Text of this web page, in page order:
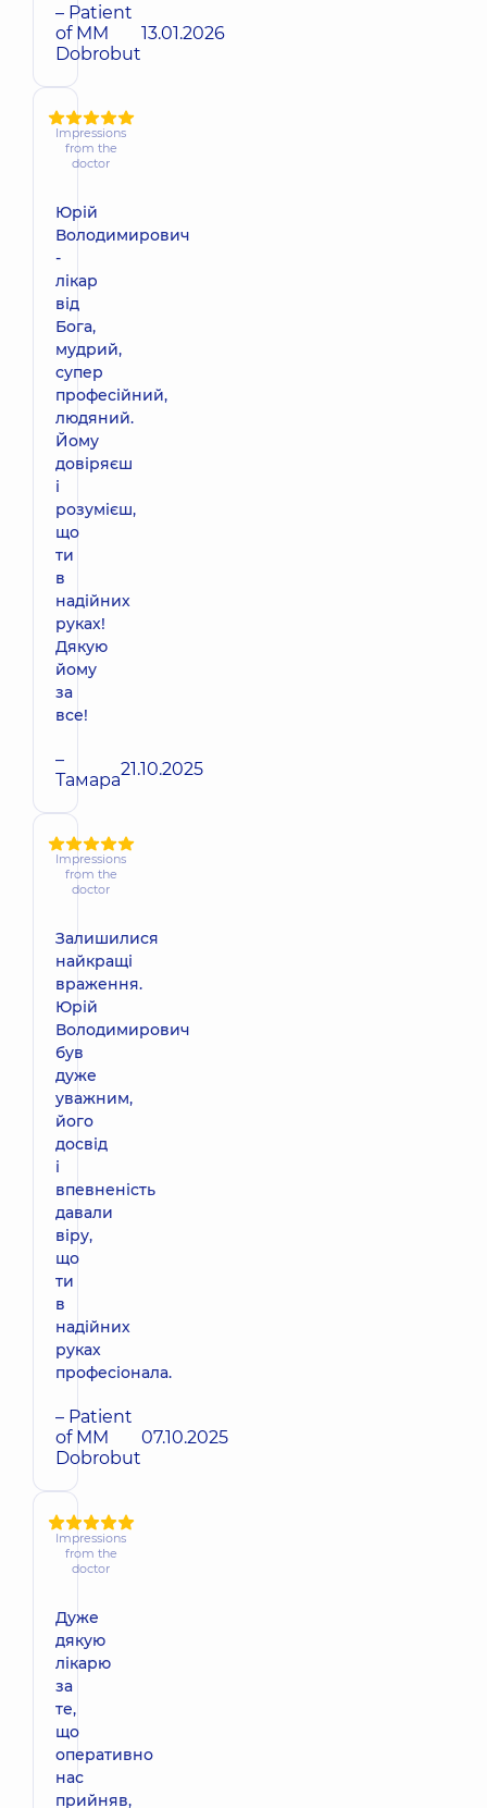
– Patient
of MM
Dobrobut
13.01.2026
Impressions
from the
doctor
Юрій
Володимирович
-
лікар
від
Бога,
мудрий,
супер
професійний,
людяний.
Йому
довіряєш
і
розумієш,
що
ти
в
надійних
руках!
Дякую
йому
за
все!
–
Тамара21.10.2025
Impressions
from the
doctor
Залишилися
найкращі
враження.
Юрій
Володимирович
був
дуже
уважним,
його
досвід
і
впевненість
давали
віру,
що
ти
в
надійних
руках
професіонала.
– Patient
of MM
Dobrobut
07.10.2025
Impressions
from the
doctor
Дуже
дякую
лікарю
за
те,
що
оперативно
нас
прийняв,